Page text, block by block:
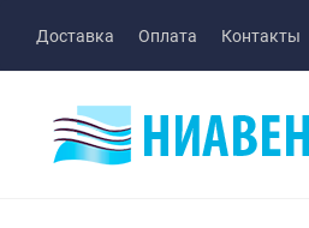
Доставка Оплата Контакты